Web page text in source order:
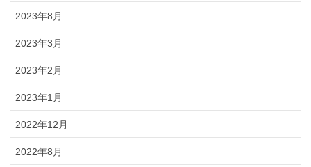
2023年8月
2023年3月
2023年2月
2023年1月
2022年12月
2022年8月